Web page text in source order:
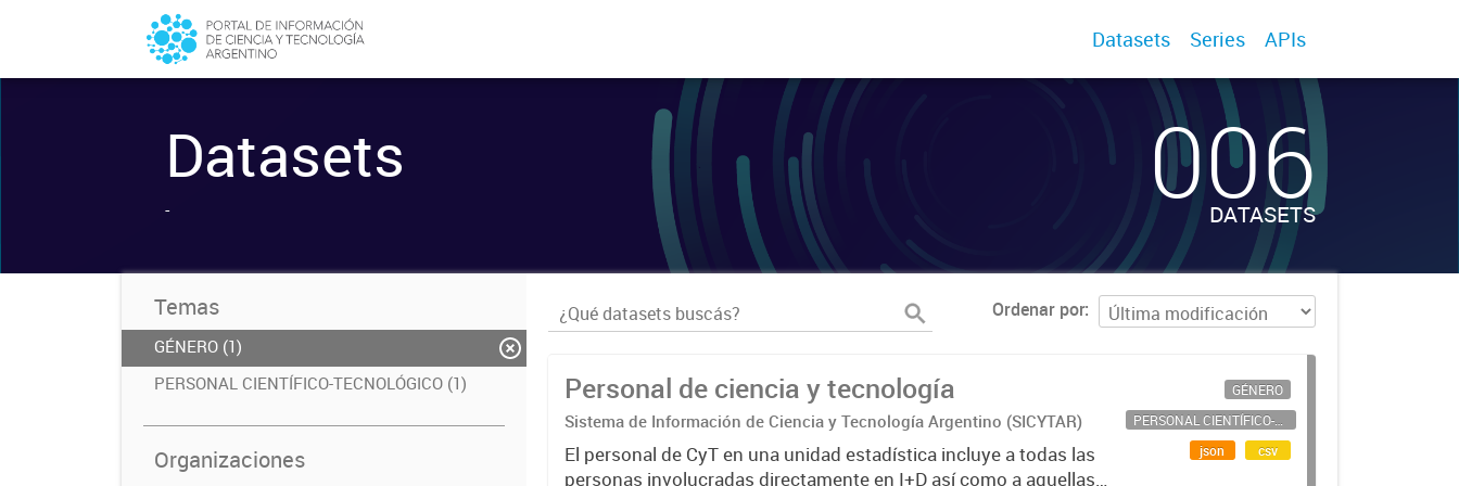
Datasets Series APIs
Datasets
- 006
DATASETS
Temas
GÉNERO (1)
PERSONAL CIENTÍFICO-TECNOLÓGICO (1)
Organizaciones
Ordenar por
Personal de ciencia y tecnología
Sistema de Información de Ciencia y Tecnología Argentino (SICYTAR)
El personal de CyT en una unidad estadística incluye a todas las
personas involucradas directamente en I+D así como a aquellas
GÉNERO
PERSONAL CIENTÍFICO-TECNOLÓGICO
json
csv